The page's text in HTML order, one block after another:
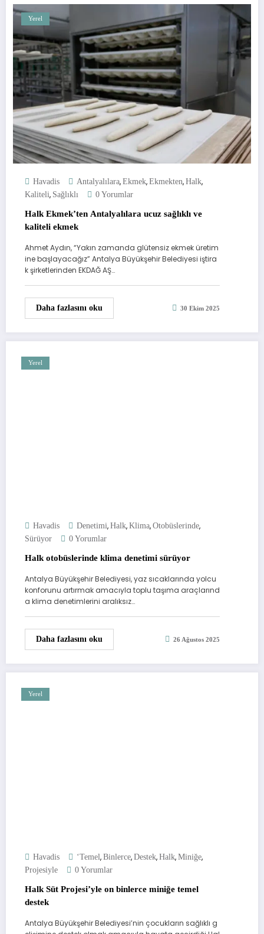
Yerel
Havadis Antalyalılara, Ekmek, Ekmekten, Halk,
Kaliteli, Sağlıklı 0 Yorumlar
Halk Ekmek’ten Antalyalılara ucuz sağlıklı ve
kaliteli ekmek
Ahmet Aydın, “Yakın zamanda glütensiz ekmek üretim
ine başlayacağız” Antalya Büyükşehir Belediyesi iştira
k şirketlerinden EKDAĞ AŞ…
Daha fazlasını oku 30 Ekim 2025
Yerel
Havadis Denetimi, Halk, Klima, Otobüslerinde,
Sürüyor 0 Yorumlar
Halk otobüslerinde klima denetimi sürüyor
Antalya Büyükşehir Belediyesi, yaz sıcaklarında yolcu
konforunu artırmak amacıyla toplu taşıma araçlarınd
a klima denetimlerini aralıksız…
Daha fazlasını oku 26 Ağustos 2025
Yerel
Havadis ‘Temel, Binlerce, Destek, Halk, Miniğe,
Projesiyle 0 Yorumlar
Halk Süt Projesi’yle on binlerce miniğe temel
destek
Antalya Büyükşehir Belediyesi’nin çocukların sağlıklı g